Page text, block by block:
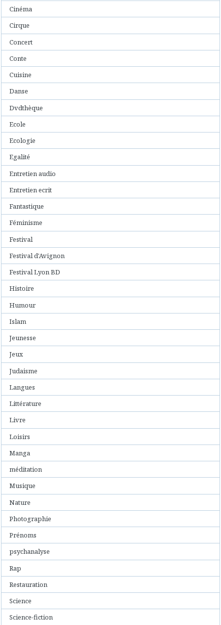
Cinéma
Cirque
Concert
Conte
Cuisine
Danse
Dvdthèque
Ecole
Ecologie
Egalité
Entretien audio
Entretien ecrit
Fantastique
Féminisme
Festival
Festival d'Avignon
Festival Lyon BD
Histoire
Humour
Islam
Jeunesse
Jeux
Judaisme
Langues
Littérature
Livre
Loisirs
Manga
méditation
Musique
Nature
Photographie
Prénoms
psychanalyse
Rap
Restauration
Science
Science-fiction